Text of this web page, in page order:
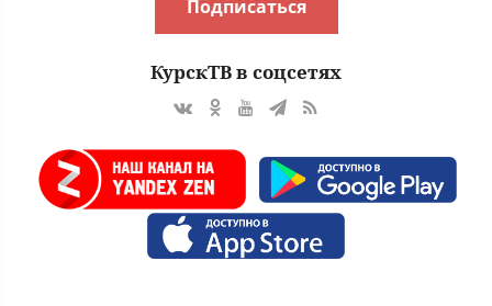
Подписаться
КурскТВ в соцсетях